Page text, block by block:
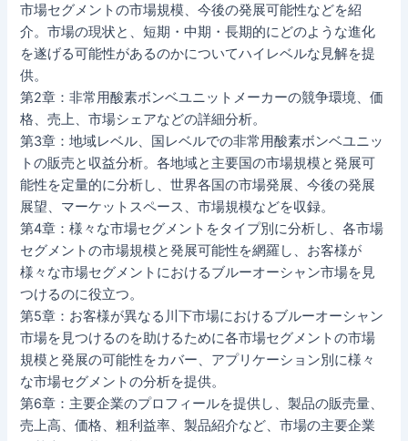
市場セグメントの市場規模、今後の発展可能性などを紹
介。市場の現状と、短期・中期・長期的にどのような進化
を遂げる可能性があるのかについてハイレベルな見解を提
供。
第2章：非常用酸素ボンベユニットメーカーの競争環境、価
格、売上、市場シェアなどの詳細分析。
第3章：地域レベル、国レベルでの非常用酸素ボンベユニッ
トの販売と収益分析。各地域と主要国の市場規模と発展可
能性を定量的に分析し、世界各国の市場発展、今後の発展
展望、マーケットスペース、市場規模などを収録。
第4章：様々な市場セグメントをタイプ別に分析し、各市場
セグメントの市場規模と発展可能性を網羅し、お客様が
様々な市場セグメントにおけるブルーオーシャン市場を見
つけるのに役立つ。
第5章：お客様が異なる川下市場におけるブルーオーシャン
市場を見つけるのを助けるために各市場セグメントの市場
規模と発展の可能性をカバー、アプリケーション別に様々
な市場セグメントの分析を提供。
第6章：主要企業のプロフィールを提供し、製品の販売量、
売上高、価格、粗利益率、製品紹介など、市場の主要企業